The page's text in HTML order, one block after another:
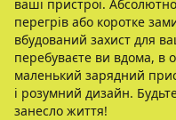
ваші пристрої.
перегрів або коротке
вбудований захист для
перебуваєте ви вдома, в
маленький зарядний
і розумний дизайн.
занесло життя!